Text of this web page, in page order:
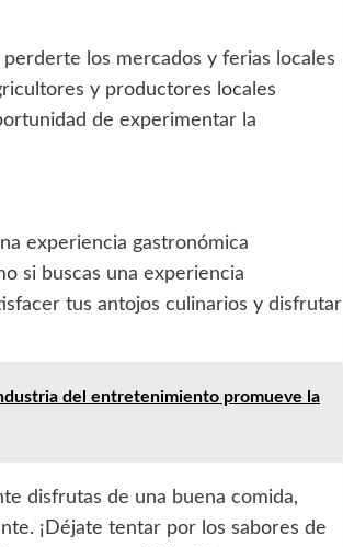
los mercados y ferias locales
y productores locales
de experimentar la
experiencia gastronómica
si buscas una experiencia
tus antojos culinarios y disfrutar
del entretenimiento promueve la
disfrutas de una buena comida,
¡Déjate tentar por los sabores de